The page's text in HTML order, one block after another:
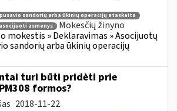
sandorių arba ūkinių operacijų ataskaita
asmenys
Mokesčių žinyno
mokestis » Deklaravimas » Asocijuotų
sandorių arba ūkinių operacijų
turi būti pridėti prie
formos?
2018-11-22